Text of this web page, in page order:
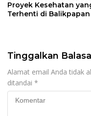
Proyek Kesehatan
Terhenti di Balikpapan
Tinggalkan
Alamat email Anda tidak
ditandai *